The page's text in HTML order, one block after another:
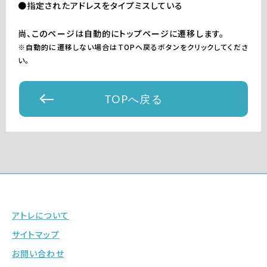
●指定されたアドレスをタイプミスしている
尚、このページは自動的にトップページに遷移します。
※自動的に遷移しない場合はTOPへ戻るボタンをクリックしてくださ
い。
TOPへ戻る
アトレについて
サイトマップ
お問い合わせ